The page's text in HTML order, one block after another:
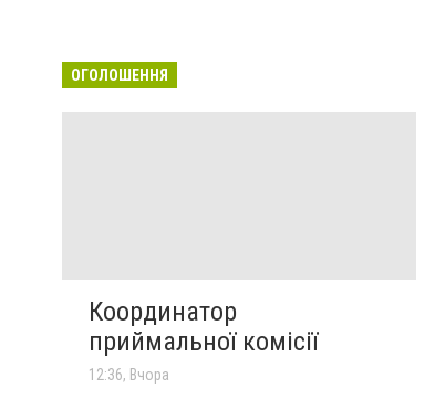
ОГОЛОШЕННЯ
Координатор
приймальної комісії
12:36, Вчора